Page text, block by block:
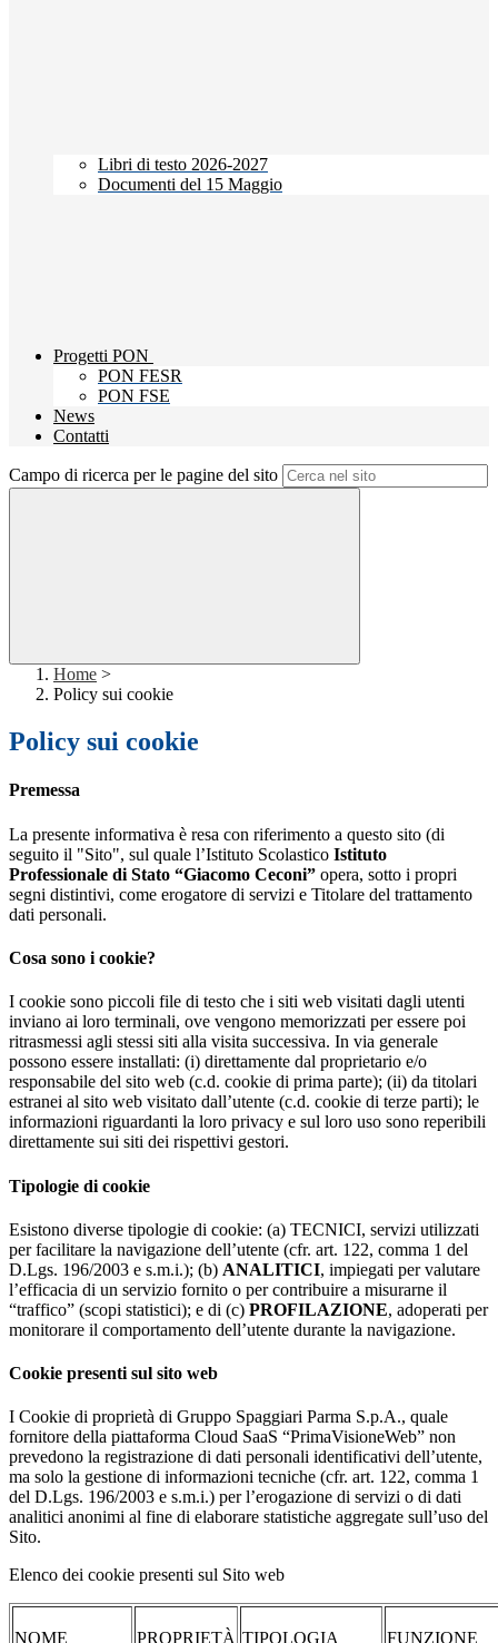
Libri di testo 2026-2027
Documenti del 15 Maggio
Progetti PON
PON FESR
PON FSE
News
Contatti
Campo di ricerca per le pagine del sito
Home >
Policy sui cookie
Policy sui cookie
Premessa
La presente informativa è resa con riferimento a questo sito (di
seguito il "Sito", sul quale l’Istituto Scolastico Istituto
Professionale di Stato “Giacomo Ceconi” opera, sotto i propri
segni distintivi, come erogatore di servizi e Titolare del trattamento
dati personali.
Cosa sono i cookie?
I cookie sono piccoli file di testo che i siti web visitati dagli utenti
inviano ai loro terminali, ove vengono memorizzati per essere poi
ritrasmessi agli stessi siti alla visita successiva. In via generale
possono essere installati: (i) direttamente dal proprietario e/o
responsabile del sito web (c.d. cookie di prima parte); (ii) da titolari
estranei al sito web visitato dall’utente (c.d. cookie di terze parti); le
informazioni riguardanti la loro privacy e sul loro uso sono reperibili
direttamente sui siti dei rispettivi gestori.
Tipologie di cookie
Esistono diverse tipologie di cookie: (a) TECNICI, servizi utilizzati
per facilitare la navigazione dell’utente (cfr. art. 122, comma 1 del
D.Lgs. 196/2003 e s.m.i.); (b) ANALITICI, impiegati per valutare
l’efficacia di un servizio fornito o per contribuire a misurarne il
“traffico” (scopi statistici); e di (c) PROFILAZIONE, adoperati per
monitorare il comportamento dell’utente durante la navigazione.
Cookie presenti sul sito web
I Cookie di proprietà di Gruppo Spaggiari Parma S.p.A., quale
fornitore della piattaforma Cloud SaaS “PrimaVisioneWeb” non
prevedono la registrazione di dati personali identificativi dell’utente,
ma solo la gestione di informazioni tecniche (cfr. art. 122, comma 1
del D.Lgs. 196/2003 e s.m.i.) per l’erogazione di servizi o di dati
analitici anonimi al fine di elaborare statistiche aggregate sull’uso del
Sito.
Elenco dei cookie presenti sul Sito web
NOME PROPRIETÀ TIPOLOGIA FUNZIONE